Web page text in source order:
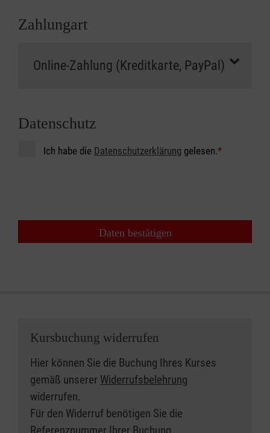
Zahlungart
Datenschutz
Ich habe die Datenschutzerklärung gelesen.*
Daten bestätigen
Kursbuchung widerrufen
Hier können Sie die Buchung Ihres Kurses
gemäß unserer Widerrufsbelehrung
widerrufen.
Für den Widerruf benötigen Sie die
Referenznummer Ihrer Buchung.